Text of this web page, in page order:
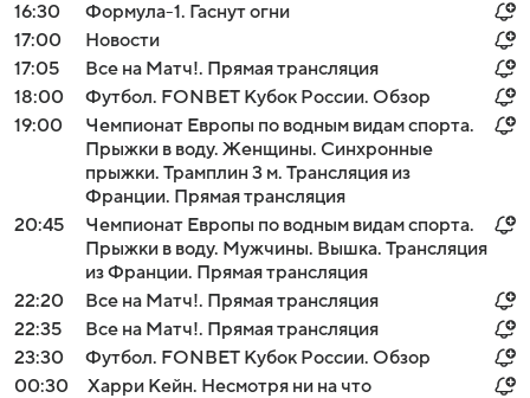
16:30
Формула-1. Гаснут огни
17:00
Новости
17:05
Все на Матч!. Прямая трансляция
18:00
Футбол. FONBET Кубок России. Обзор
19:00
Чемпионат Европы по водным видам спорта.
Прыжки в воду. Женщины. Синхронные
прыжки. Трамплин 3 м. Трансляция из
Франции. Прямая трансляция
20:45
Чемпионат Европы по водным видам спорта.
Прыжки в воду. Мужчины. Вышка. Трансляция
из Франции. Прямая трансляция
22:20
Все на Матч!. Прямая трансляция
22:35
Все на Матч!. Прямая трансляция
23:30
Футбол. FONBET Кубок России. Обзор
00:30
Харри Кейн. Несмотря ни на что